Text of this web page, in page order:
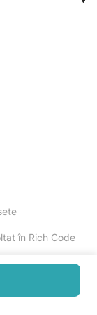
în Rich Code